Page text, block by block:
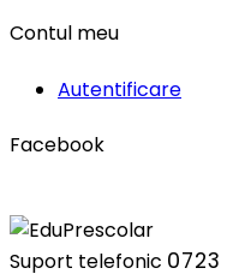
Contul meu
Autentificare
Facebook
Suport telefonic 0723